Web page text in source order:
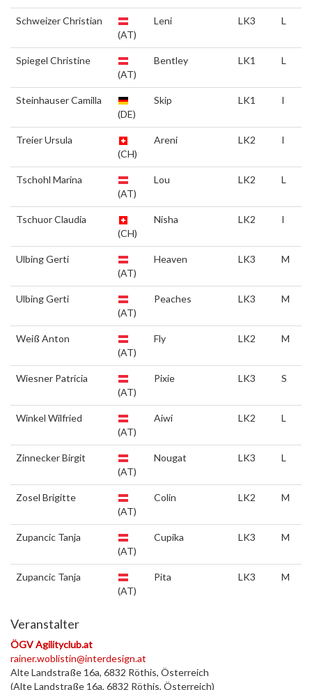
Schweizer Christian
(AT)
Leni LK3 L
Spiegel Christine
(AT)
Bentley LK1 L
Steinhauser Camilla
(DE)
Skip LK1 I
Treier Ursula
(CH)
Areni LK2 I
Tschohl Marina
(AT)
Lou LK2 L
Tschuor Claudia
(CH)
Nisha LK2 I
Ulbing Gerti
(AT)
Heaven LK3 M
Ulbing Gerti
(AT)
Peaches LK3 M
Weiß Anton
(AT)
Fly LK2 M
Wiesner Patricia
(AT)
Pixie LK3 S
Winkel Wilfried
(AT)
Aiwi LK2 L
Zinnecker Birgit
(AT)
Nougat LK3 L
Zosel Brigitte
(AT)
Colin LK2 M
Zupancic Tanja
(AT)
Cupika LK3 M
Zupancic Tanja
(AT)
Pita LK3 M
Veranstalter
ÖGV Agilityclub.at
rainer.woblistin@interdesign.at
Alte Landstraße 16a, 6832 Röthis, Österreich
(Alte Landstraße 16a, 6832 Röthis, Österreich)